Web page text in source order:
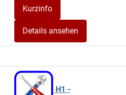
Details ansehen
H1 -